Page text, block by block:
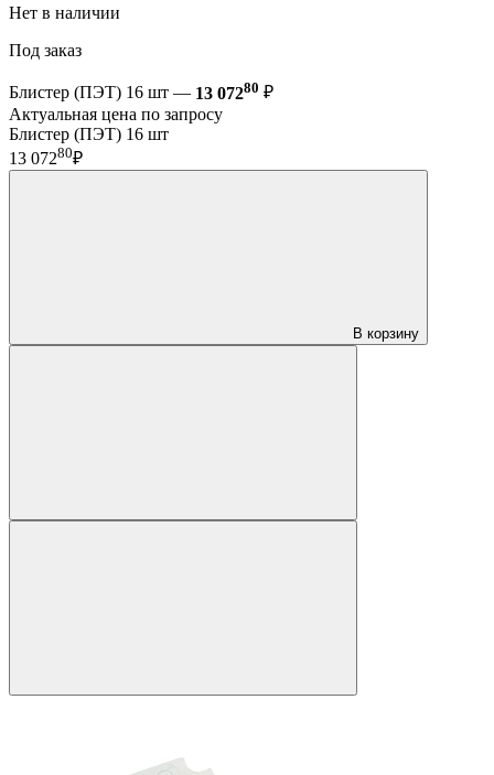
Нет в наличии
Под заказ
Блистер (ПЭТ) 16 шт — 13 07280 ₽
Актуальная цена по запросу
Блистер (ПЭТ) 16 шт
13 07280₽
В корзину